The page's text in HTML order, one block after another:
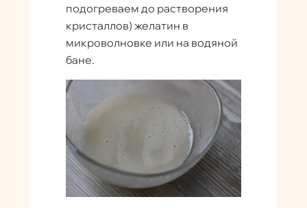
подогреваем до растворения
кристаллов) желатин в
микроволновке или на водяной
бане.